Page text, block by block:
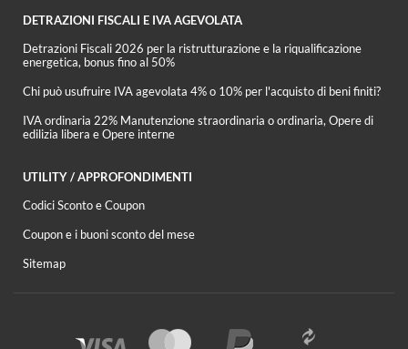
DETRAZIONI FISCALI E IVA AGEVOLATA
Detrazioni Fiscali 2026 per la ristrutturazione e la riqualificazione
energetica, bonus fino al 50%
Chi può usufruire IVA agevolata 4% o 10% per l'acquisto di beni finiti?
IVA ordinaria 22% Manutenzione straordinaria o ordinaria, Opere di
edilizia libera e Opere interne
UTILITY / APPROFONDIMENTI
Codici Sconto e Coupon
Coupon e i buoni sconto del mese
Sitemap